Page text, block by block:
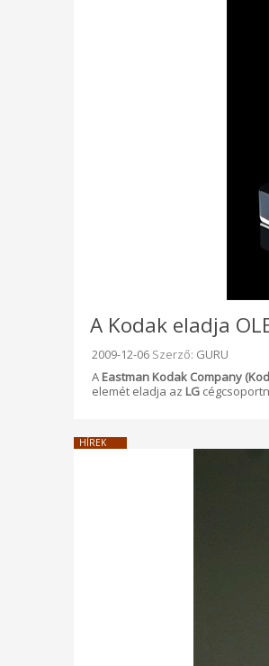
A Kodak eladja
Beküldve:
2009-12-06 Szerző: GURU
A Eastman Kodak Company
elemét eladja az LG
HÍREK